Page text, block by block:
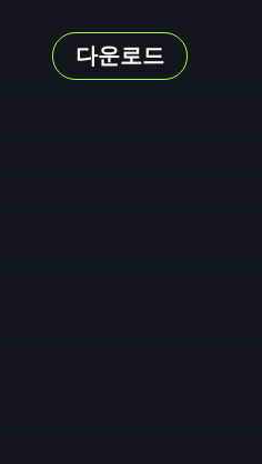
다운로드